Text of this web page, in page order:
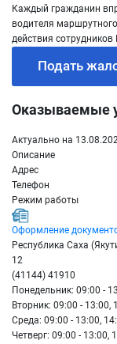
Каждый гражданин
водителя
действия
Подать
Оказываемые
Актуально на
Описание
Адрес
Телефон
Режим работы
Оформление
Республика Саха
12
(41144) 41910
Понедельник: 09:00 -
Вторник: 09:00 - 13:00,
Среда: 09:00 - 13:00,
Четверг: 09:00 - 13:00,